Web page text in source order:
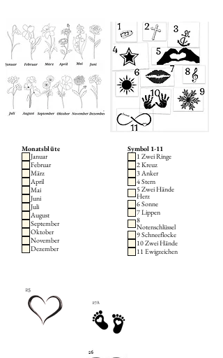
Monatsblüte
Januar
Februar
März
April
Mai
Juni
Juli
August
September
Oktober
November
Dezember
Symbol 1-11
1 Zwei Ringe
2 Kreuz
3 Anker
4 Stern
5 Zwei Hände
Herz
6 Sonne
7 Lippen
8
Notenschlüssel
9 Schneeflocke
10 Zwei Hände
11 Ewigzeichen